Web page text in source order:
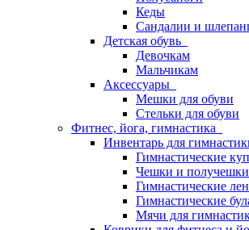
Кеды
Сандалии и
Детская обувь
Девочкам
Мальчикам
Аксессуары
Мешки для обуви
Стельки для обуви
Фитнес, йога, гимнастика
Инвентарь для
Гимнастические
Чешки и получешки
Гимнастические
Гимнастические
Мячи для